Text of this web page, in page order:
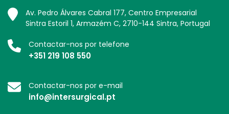
Av. Pedro Álvares Cabral 177, Centro Empresarial
Sintra Estoril 1, Armazém C, 2710-144 Sintra, Portugal
Contactar-nos por telefone
+351 219 108 550
Contactar-nos por e-mail
info@intersurgical.pt